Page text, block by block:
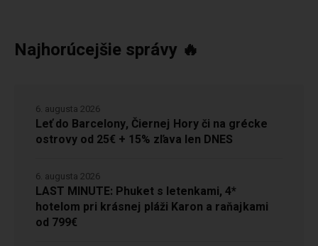
Najhorúcejšie správy 🔥
Leť do Barcelony, Čiernej Hory či na grécke
ostrovy od 25€ + 15% zľava len DNES
6. augusta 2026
LAST MINUTE: Phuket s letenkami, 4*
hotelom pri krásnej pláži Karon a raňajkami
od 799€
6. augusta 2026